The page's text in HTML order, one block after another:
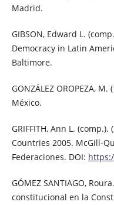
Madrid.
GIBSON, Edward L.
Democracy in Latin
Baltimore.
GONZÁLEZ OROPEZA,
México.
GRIFFITH, Ann L.
Countries 2005. McGill-
Federaciones. DOI:
GÓMEZ SANTIAGO,
constitucional en la